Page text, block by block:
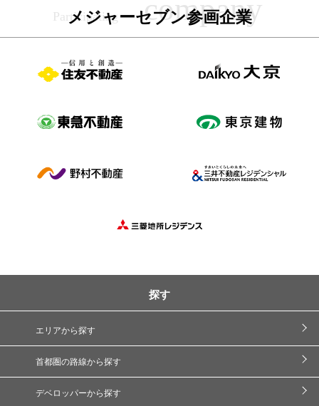
メジャーセブン参画企業
探す
エリアから探す
首都圏の路線から探す
デベロッパーから探す